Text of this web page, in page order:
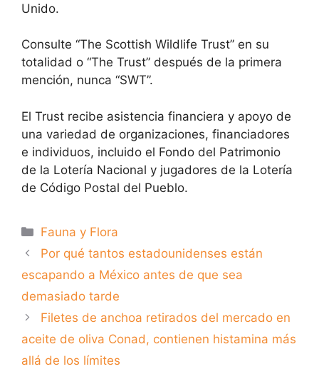
Unido.
Consulte “The Scottish Wildlife Trust” en su
totalidad o “The Trust” después de la primera
mención, nunca “SWT”.
El Trust recibe asistencia financiera y apoyo de
una variedad de organizaciones, financiadores
e individuos, incluido el Fondo del Patrimonio
de la Lotería Nacional y jugadores de la Lotería
de Código Postal del Pueblo.
Categorías
Fauna y Flora
Por qué tantos estadounidenses están
escapando a México antes de que sea
demasiado tarde
Filetes de anchoa retirados del mercado en
aceite de oliva Conad, contienen histamina más
allá de los límites